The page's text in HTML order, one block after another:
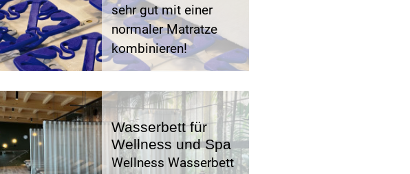
sehr gut mit einer
normaler Matratze
kombinieren!
Wasserbett für
Wellness und Spa
Wellness Wasserbett